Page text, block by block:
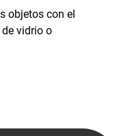
objetos con el
vidrio o